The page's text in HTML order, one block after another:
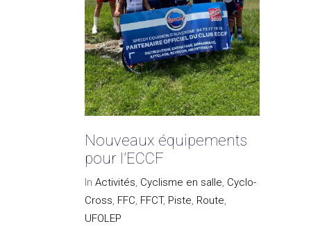
Nouveaux équipements
pour l’ECCF
In Activités, Cyclisme en salle, Cyclo-
Cross, FFC, FFCT, Piste, Route,
UFOLEP